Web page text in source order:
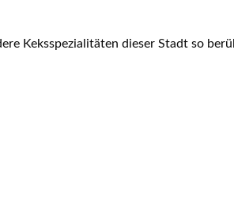
Keksspezialitäten dieser Stadt so